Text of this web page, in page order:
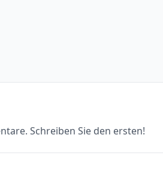
Schreiben Sie den ersten!